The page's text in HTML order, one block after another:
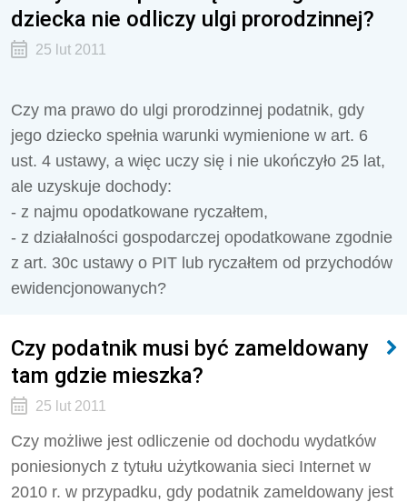
dziecka nie odliczy ulgi prorodzinnej?
25 lut 2011
Czy ma prawo do ulgi prorodzinnej podatnik, gdy
jego dziecko spełnia warunki wymienione w art. 6
ust. 4 ustawy, a więc uczy się i nie ukończyło 25 lat,
ale uzyskuje dochody:
- z najmu opodatkowane ryczałtem,
- z działalności gospodarczej opodatkowane zgodnie
z art. 30c ustawy o PIT lub ryczałtem od przychodów
ewidencjonowanych?
Czy podatnik musi być zameldowany
tam gdzie mieszka?
25 lut 2011
Czy możliwe jest odliczenie od dochodu wydatków
poniesionych z tytułu użytkowania sieci Internet w
2010 r. w przypadku, gdy podatnik zameldowany jest